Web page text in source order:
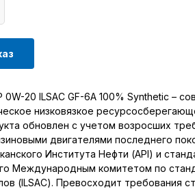
0W-20 ILSAC GF-6A 100% Synthetic –
низковязкое
обновлен с учетом возросших
двигателями последнего
Института Нефти (API) и
Международным комитетом по
(ILSAC). Превосходит требования